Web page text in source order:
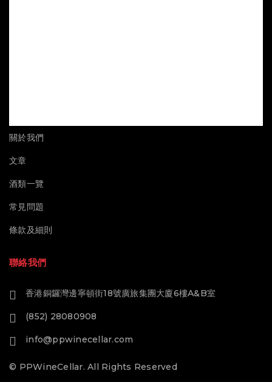
關於我們
文章
酒類一覽
常見問題
條款及細則
聯絡我們
香港銅鑼灣邊寧頓街18號廣旅集團大廈6樓A&B室
(852) 28080908
info@ppwinecellar.com
© PPWineCellar. All Rights Reserved